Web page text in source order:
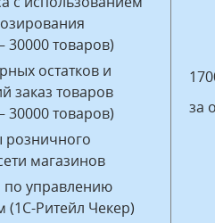
30000 товаров)
остатков и
заказ товаров
30000 товаров)
розничного
магазинов
управлению
(1С-Ритейл Чекер)
за